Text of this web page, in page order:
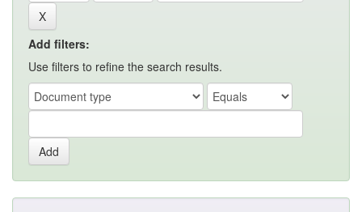
Add filters:
Use filters to refine the search results.